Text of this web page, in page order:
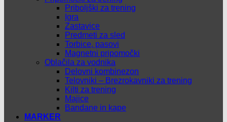
Priboljški za trening
Igra
Zastavice
Predmeti za sled
Torbice, pasovi
Magnetni pripomočki
Oblačila za vodnika
Delovni kombinezon
Telovniki – Brezrokavniki za trening
Kilti za trening
Majice
Bandane in kape
MARKER